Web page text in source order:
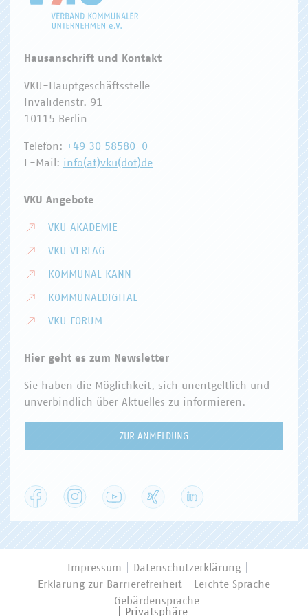
Hausanschrift und Kontakt
VKU-Hauptgeschäftsstelle
Invalidenstr. 91
10115 Berlin
Telefon: +49 30 58580-0
E-Mail: info(at)vku(dot)de
VKU Angebote
VKU AKADEMIE
VKU VERLAG
KOMMUNAL KANN
KOMMUNALDIGITAL
VKU FORUM
Hier geht es zum Newsletter
Sie haben die Möglichkeit, sich unentgeltlich und
unverbindlich über Aktuelles zu informieren.
ZUR ANMELDUNG
Facebook Instagram YouTube
Impressum
Datenschutzerklärung
Erklärung zur Barrierefreiheit
Leichte Sprache
Gebärdensprache
Privatsphäre